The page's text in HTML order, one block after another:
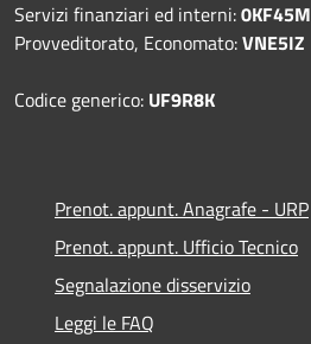
Servizi finanziari ed interni:0KF45M
Provveditorato, Economato:VNE5IZ
Codice generico: UF9R8K
Prenot. appunt. Anagrafe - URP
Prenot. appunt. Ufficio Tecnico
Segnalazione disservizio
Leggi le FAQ